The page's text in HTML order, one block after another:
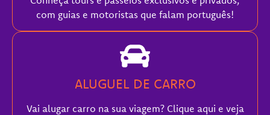
com guias e motoristas que falam português!
ALUGUEL DE CARRO
Vai alugar carro na sua viagem? Clique aqui e veja